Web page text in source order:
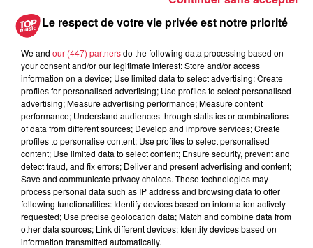
avec les flamants rouges
À découvrir également
Le respect de votre vie privée est notre priorité
We and our (447) partnersdo the following data processing based on
your consent and/or our legitimate interest: Store and/or access
information on a device; Use limited data to select advertising; Create
profiles for personalised advertising; Use profiles to select personalised
advertising; Measure advertising performance; Measure content
performance; Understand audiences through statistics or combinations
of data from different sources; Develop and improve services; Create
profiles to personalise content; Use profiles to select personalised
content; Use limited data to select content; Ensure security, prevent and
detect fraud, and fix errors; Deliver and present advertising and content;
Save and communicate privacy choices. These technologies may
process personal data such as IP address and browsing data to offer
following functionalities: Identify devices based on information actively
requested; Use precise geolocation data; Match and combine data from
other data sources; Link different devices; Identify devices based on
information transmitted automatically.